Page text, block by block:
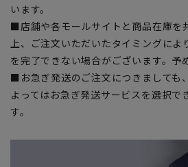
います。
■店舗や各モールサイトと商品在庫を
上、ご注文いただいたタイミングに
を完了できない場合がございます。予
■お急ぎ発送のご注文につきましても
よってはお急ぎ発送サービスを選択で
す。